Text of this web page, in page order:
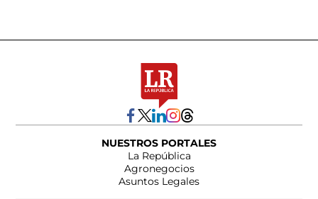
NUESTROS PORTALES
La República
Agronegocios
Asuntos Legales